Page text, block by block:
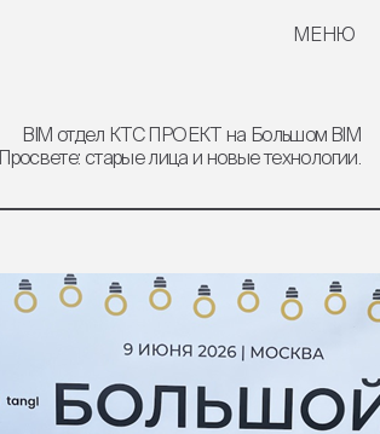
МЕНЮ
BIM отдел КТС ПРОЕКТ на Большом BIM
Просвете: старые лица и новые технологии.